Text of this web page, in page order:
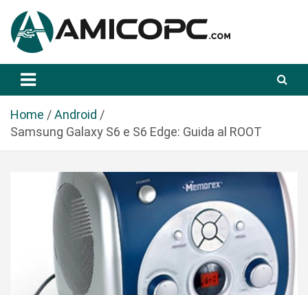
a
Amicopc.com
Home
Android
Samsung Galaxy S6 e S6 Edge: Guida al ROOT